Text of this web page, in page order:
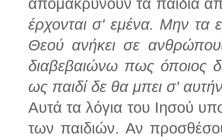
απομακρύνουν τα παιδιά
έρχονται σ' εμένα. Μην τα
Θεού ανήκει σε
διαβεβαιώνω πως όποιος
ως παιδί δε θα μπει σ'
Αυτά τα λόγια του Ιησού
των παιδιών. Αν